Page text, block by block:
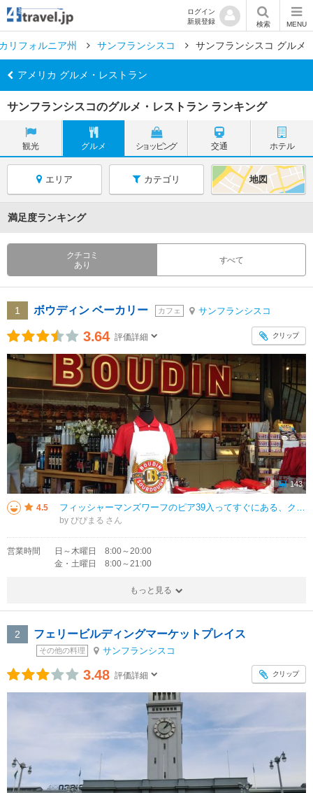
ログイン
新規登録
検索 MENU
リフォルニア州 サンフランシスコ サンフランシスコ グルメ
アメリカ グルメ・レストラン
サンフランシスコのグルメ・レストラン ランキング
観光 グルメ ショッピング 交通 ホテル
エリア カテゴリ 地図
満足度ランキング
クチコミ
あり
すべて
1 ボウディン ベーカリー カフェ サンフランシスコ
3.64 評価詳細 クリップ
143
4.5 フィッシャーマンズワーフのピア39入ってすぐにある、クラムチャウダーの名店とのことで行きました。 お腹ペコペコで2人でシェアするつもりが1人で食べることになり頑張って食べました。 少し酸味のあるパンをくり抜いてその中に
by ぴぴまる
営業時間
日～木曜日 8:00～20:00
金・土曜日 8:00～21:00
もっと見る
2 フェリービルディングマーケットプレイス
その他の料理 サンフランシスコ
3.48 評価詳細 クリップ